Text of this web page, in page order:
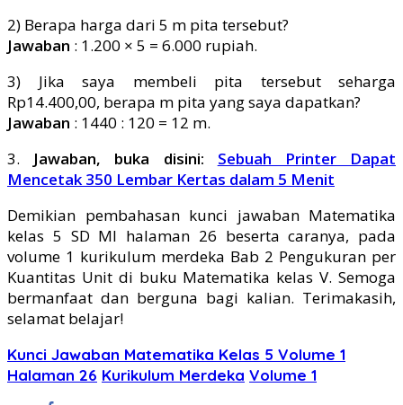
2) Berapa harga dari 5 m pita tersebut?
Jawaban : 1.200 × 5 = 6.000 rupiah.
3) Jika saya membeli pita tersebut seharga
Rp14.400,00, berapa m pita yang saya dapatkan?
Jawaban : 1440 : 120 = 12 m.
3. Jawaban, buka disini: Sebuah Printer Dapat
Mencetak 350 Lembar Kertas dalam 5 Menit
Demikian pembahasan kunci jawaban Matematika
kelas 5 SD MI halaman 26 beserta caranya, pada
volume 1 kurikulum merdeka Bab 2 Pengukuran per
Kuantitas Unit di buku Matematika kelas V. Semoga
bermanfaat dan berguna bagi kalian. Terimakasih,
selamat belajar!
Kunci Jawaban Matematika Kelas 5 Volume 1
Halaman 26 Kurikulum Merdeka Volume 1